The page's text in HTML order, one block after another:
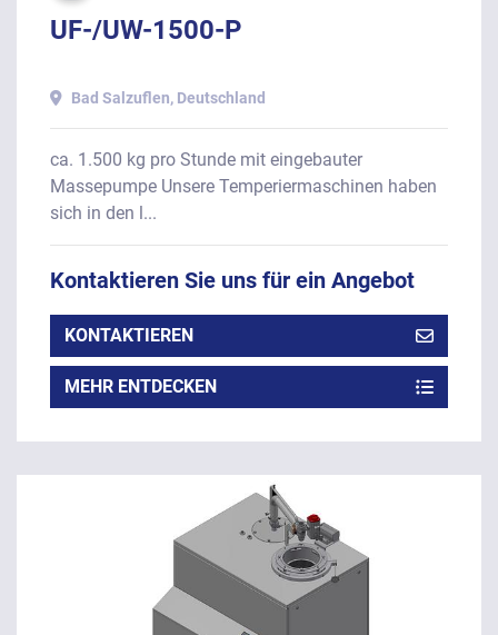
UF-/UW-1500-P
Bad Salzuflen, Deutschland
ca. 1.500 kg pro Stunde mit eingebauter
Massepumpe Unsere Temperiermaschinen haben
sich in den l...
Kontaktieren Sie uns für ein Angebot
KONTAKTIEREN
MEHR ENTDECKEN